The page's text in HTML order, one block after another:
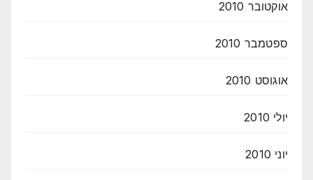
אוקטובר 2010
ספטמבר 2010
אוגוסט 2010
יולי 2010
יוני 2010